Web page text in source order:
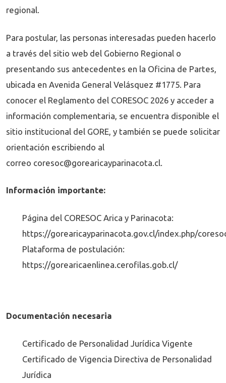
regional.
Para postular, las personas interesadas pueden hacerlo
a través del sitio web del Gobierno Regional o
presentando sus antecedentes en la Oficina de Partes,
ubicada en Avenida General Velásquez #1775. Para
conocer el Reglamento del CORESOC 2026 y acceder a
información complementaria, se encuentra disponible el
sitio institucional del GORE, y también se puede solicitar
orientación escribiendo al
correo coresoc@gorearicayparinacota.cl
Información importante:
Página del CORESOC Arica y Parinacota:
https://gorearicayparinacota.gov.cl/index.php/
Plataforma de postulación:
https://gorearicaenlinea.cerofilas.gob.cl/
Documentación necesaria
Certificado de Personalidad Jurídica Vigente
Certificado de Vigencia Directiva de Personalidad
Jurídica